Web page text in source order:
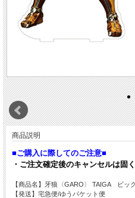
商品説明
■ご購入に際してのご注意■
・ご注文確定後のキャンセルは固
【商品名】牙狼〈GARO〉 TAIGA ビッ
【発送】宅急便/ゆうパケット便